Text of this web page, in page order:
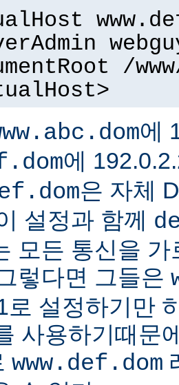
/
에
에
은 자체
설정과 함께
모든 통신을
렇다면 그들은
로 설정하기만
사용하기때문
www.def.dom